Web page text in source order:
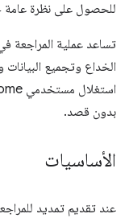
للحصول على نظرة عامة
تساعد عملية المراجعة
الخداع وتجميع البيانات
بدون قصد.
الأساسيات
عند تقديم تمديد